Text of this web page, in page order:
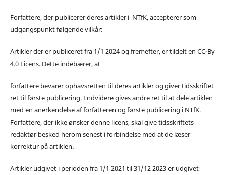
Forfattere, der publicerer deres artikler i NTfK, accepterer som
udgangspunkt følgende vilkår:
Artikler der er publiceret fra 1/1 2024 og fremefter, er tildelt en CC-By
4.0 Licens. Dette indebærer, at
forfattere bevarer ophavsretten til deres artikler og giver tidsskriftet
ret til første publicering. Endvidere gives andre ret til at dele artiklen
med en anerkendelse af forfatteren og første publicering i NTfK.
Forfattere, der ikke ønsker denne licens, skal give tidsskriftets
redaktør besked herom senest i forbindelse med at de læser
korrektur på artiklen.
Artikler udgivet i perioden fra 1/1 2021 til 31/12 2023 er udgivet